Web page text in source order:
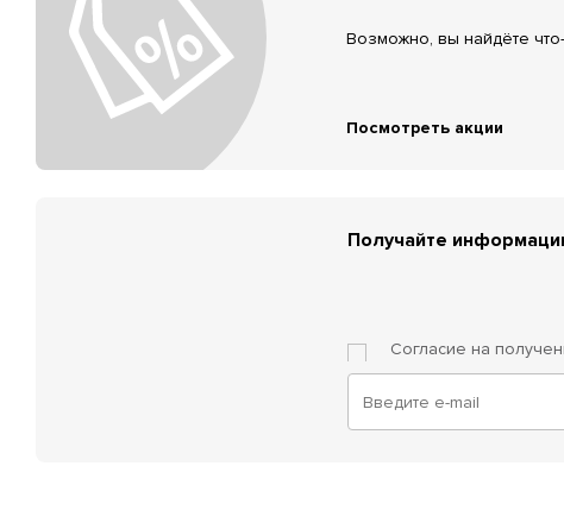
Возможно, вы найдёте
Посмотреть акции
Получайте
Согласие на